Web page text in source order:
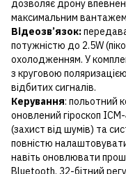
дозволяє дрону
максимальним
Відеозв’язок:
потужністю до 2.5W
охолодженням. У
з круговою
відбитих сигналів.
Керування: польотний
оновлений гіроскоп
(захист від шумів) та
повністю
навіть оновлювати
Bluetooth. 32-бітний